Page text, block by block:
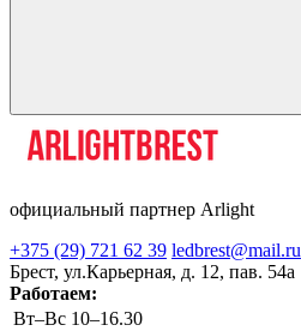
официальный партнер Arlight
+375 (29) 721 62 39 ledbrest@mail.ru
Брест, ул.Карьерная, д. 12, пав. 54а
Работаем:
Вт–Вс 10–16.30